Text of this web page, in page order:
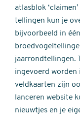
atlasblok
tellingen kun je
bijvoorbeeld in
jaarrondtellingen.
ingevoerd worden
veldkaarten zijn
lanceren website
nieuwtjes en je